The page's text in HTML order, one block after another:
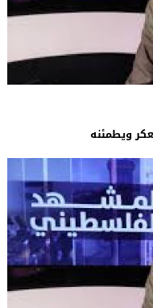
ويطمئنه